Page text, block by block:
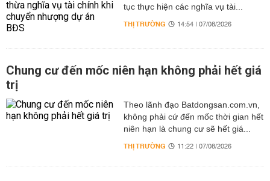
tục thực hiện các nghĩa vụ tài...
THỊ TRƯỜNG 14:54 | 07/08/2026
Chung cư đến mốc niên hạn không phải hết giá
trị
Theo lãnh đạo Batdongsan.com.vn,
không phải cứ đến mốc thời gian hết
niên hạn là chung cư sẽ hết giá...
THỊ TRƯỜNG 11:22 | 07/08/2026